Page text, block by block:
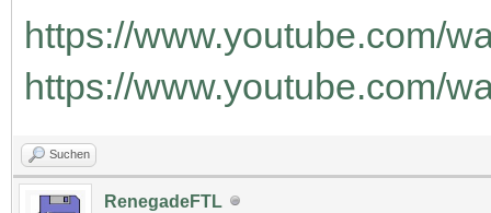
https://www.youtube.com/
https://www.youtube.com/
Suchen
RenegadeFTL